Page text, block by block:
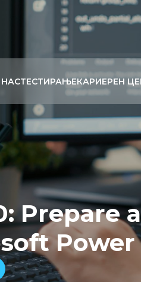
НАСТЕСТИРАЊЕКАРИЕРЕН
Prepare
Power